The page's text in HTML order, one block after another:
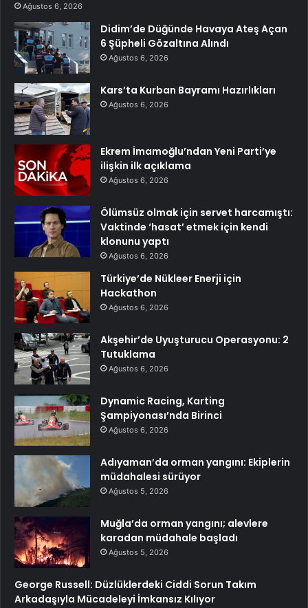
Ağustos 6, 2026
Didim’de Düğünde Havaya Ateş Açan
6 Şüpheli Gözaltına Alındı
Ağustos 6, 2026
Kars’ta Kurban Bayramı Hazırlıkları
Ağustos 6, 2026
Ekrem İmamoğlu’ndan Yeni Parti’ye
ilişkin ilk açıklama
Ağustos 6, 2026
Ölümsüz olmak için servet harcamıştı:
Vaktinde ‘hasat’ etmek için kendi
klonunu yaptı
Ağustos 6, 2026
Türkiye’de Nükleer Enerji için
Hackathon
Ağustos 6, 2026
Akşehir’de Uyuşturucu Operasyonu: 2
Tutuklama
Ağustos 6, 2026
Dynamic Racing, Karting
Şampiyonası’nda Birinci
Ağustos 6, 2026
Adıyaman’da orman yangını: Ekiplerin
müdahalesi sürüyor
Ağustos 5, 2026
Muğla’da orman yangını; alevlere
karadan müdahale başladı
Ağustos 5, 2026
George Russell: Düzlüklerdeki Ciddi Sorun Takım
Arkadaşıyla Mücadeleyi İmkansız Kılıyor